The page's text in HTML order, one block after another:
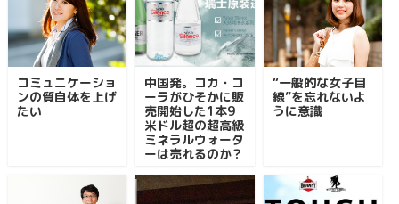
コミュニケーショ
ンの質自体を上げ
たい
中国発。コカ・コ
ーラがひそかに販
売開始した1本9
米ドル超の超高級
ミネラルウォータ
ーは売れるのか？
“一般的な女子目
線”を忘れないよ
うに意識